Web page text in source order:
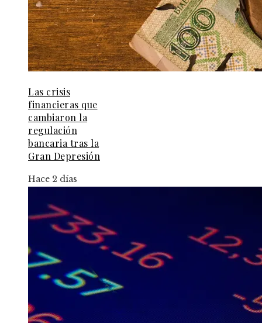
Las crisis
financieras que
cambiaron la
regulación
bancaria tras la
Gran Depresión
Hace 2 días